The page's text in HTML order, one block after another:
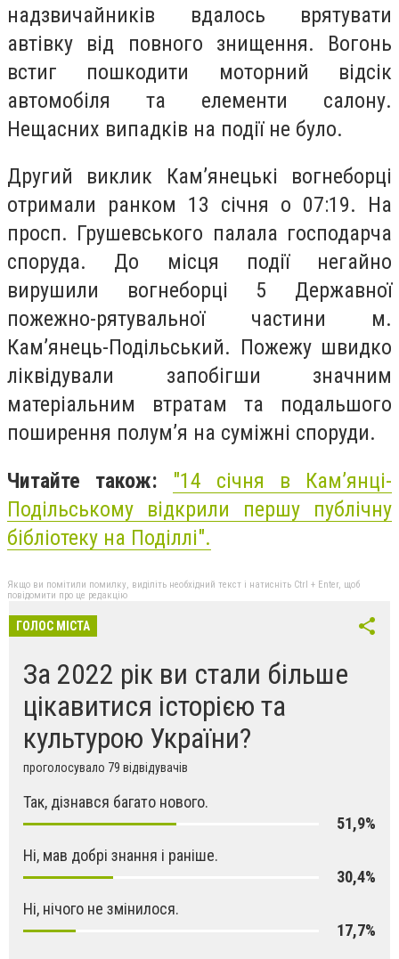
надзвичайників вдалось врятувати
автівку від повного знищення. Вогонь
встиг пошкодити моторний відсік
автомобіля та елементи салону.
Нещасних випадків на події не було.
Другий виклик Кам’янецькі вогнеборці
отримали ранком 13 січня о 07:19. На
просп. Грушевського палала господарча
споруда. До місця події негайно
вирушили вогнеборці 5 Державної
пожежно-рятувальної частини м.
Кам’янець-Подільський. Пожежу швидко
ліквідували запобігши значним
матеріальним втратам та подальшого
поширення полум’я на суміжні споруди.
Читайте також: "14 січня в Кам’янці-
Подільському відкрили першу публічну
бібліотеку на Поділлі".
Якщо ви помітили помилку, виділіть необхідний текст і натисніть Ctrl + Enter, щоб
повідомити про це редакцію
ГОЛОС МІСТА
За 2022 рік ви стали більше
цікавитися історією та
культурою України?
проголосувало 79 відвідувачів
Так, дізнався багато нового.
51,9%
Ні, мав добрі знання і раніше.
30,4%
Ні, нічого не змінилося.
17,7%